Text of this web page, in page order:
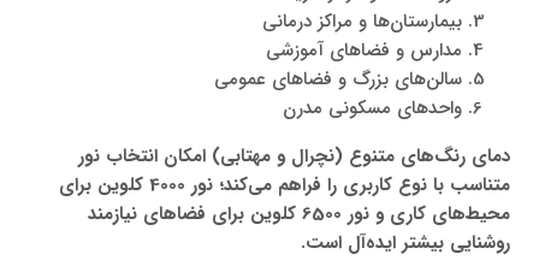
بیمارستان‌ها و مراکز درمانی
مدارس و فضاهای آموزشی
سالن‌های بزرگ و فضاهای عمومی
واحدهای مسکونی مدرن
دمای رنگ‌های متنوع (نچرال و مهتابی) امکان انتخاب نور
متناسب با نوع کاربری را فراهم می‌کند؛ نور 4000 کلوین برای
محیط‌های کاری و نور 6500 کلوین برای فضاهای نیازمند
روشنایی بیشتر ایده‌آل است.